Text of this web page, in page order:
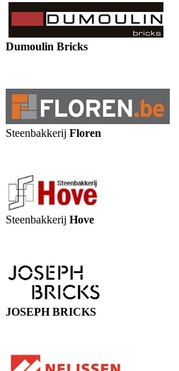
Dumoulin Bricks
Steenbakkerij Floren
Steenbakkerij Hove
JOSEPH BRICKS